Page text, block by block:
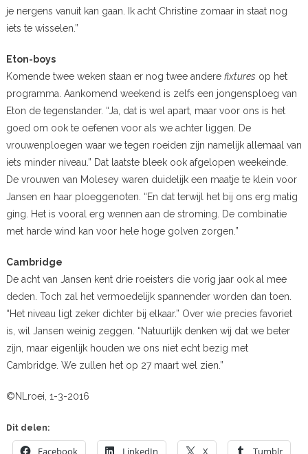
je nergens vanuit kan gaan. Ik acht Christine zomaar in staat nog
iets te wisselen.”
Eton-boys
Komende twee weken staan er nog twee andere fixtures op het
programma. Aankomend weekend is zelfs een jongensploeg van
Eton de tegenstander. “Ja, dat is wel apart, maar voor ons is het
goed om ook te oefenen voor als we achter liggen. De
vrouwenploegen waar we tegen roeiden zijn namelijk allemaal van
iets minder niveau.” Dat laatste bleek ook afgelopen weekeinde.
De vrouwen van Molesey waren duidelijk een maatje te klein voor
Jansen en haar ploeggenoten. “En dat terwijl het bij ons erg matig
ging. Het is vooral erg wennen aan de stroming. De combinatie
met harde wind kan voor hele hoge golven zorgen.”
Cambridge
De acht van Jansen kent drie roeisters die vorig jaar ook al mee
deden. Toch zal het vermoedelijk spannender worden dan toen.
“Het niveau ligt zeker dichter bij elkaar.” Over wie precies favoriet
is, wil Jansen weinig zeggen. “Natuurlijk denken wij dat we beter
zijn, maar eigenlijk houden we ons niet echt bezig met
Cambridge. We zullen het op 27 maart wel zien.”
©NLroei, 1-3-2016
Dit delen:
Facebook LinkedIn X Tumblr